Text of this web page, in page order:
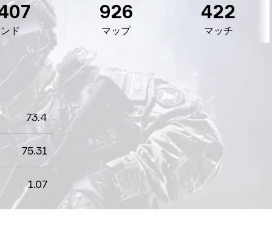
ド マップ
926
マッチ
422
73.4
75.31
1.07